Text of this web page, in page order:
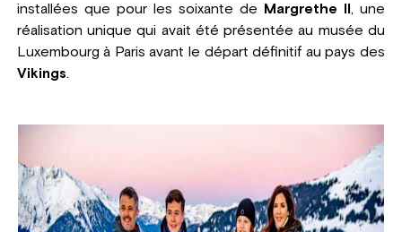
installées que pour les soixante de
Margrethe II , une
réalisation unique qui avait été présentée au musée du
Luxembourg à Paris avant le départ définitif au pays des
Vikings.